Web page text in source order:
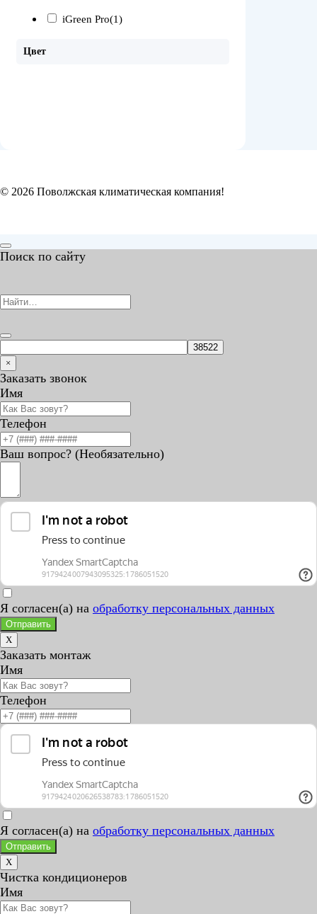
iGreen Pro(1)
Цвет
© 2026 Поволжская климатическая компания!
Поиск по сайту
×
Заказать звонок
Имя
Телефон
Ваш вопрос? (Необязательно)
Я согласен(а) на обработку персональных данных
Отправить
X
Заказать монтаж
Имя
Телефон
Я согласен(а) на обработку персональных данных
Отправить
X
Чистка кондиционеров
Имя